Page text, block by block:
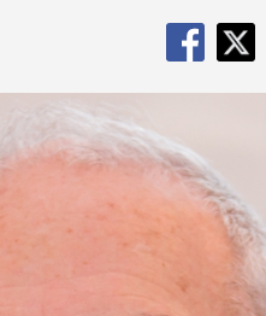
한중미술 교
윤아르떼